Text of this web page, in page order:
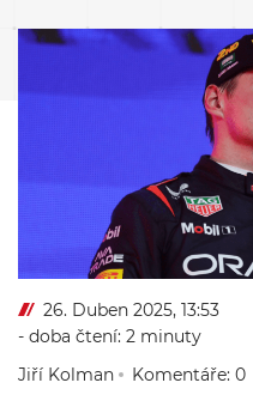
26. Duben 2025, 13:53
- doba čtení: 2 minuty
Jiří Kolman
Komentáře: 0